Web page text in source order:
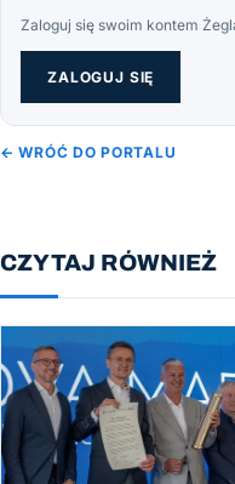
Zaloguj się swoim kontem
ZALOGUJ SIĘ
← WRÓĆ DO PORTALU
CZYTAJ RÓWNIEŻ